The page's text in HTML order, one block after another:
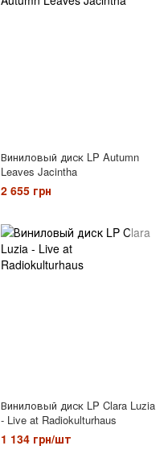
Виниловый диск LP Autumn
Leaves Jacintha
2 655 грн
Виниловый диск LP Clara Luzia
- Live at Radiokulturhaus
1 134 грн/шт